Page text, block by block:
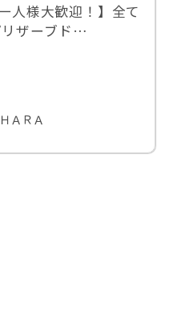
人様大歓迎！】全て
ザーブド…
ＡＲＡ